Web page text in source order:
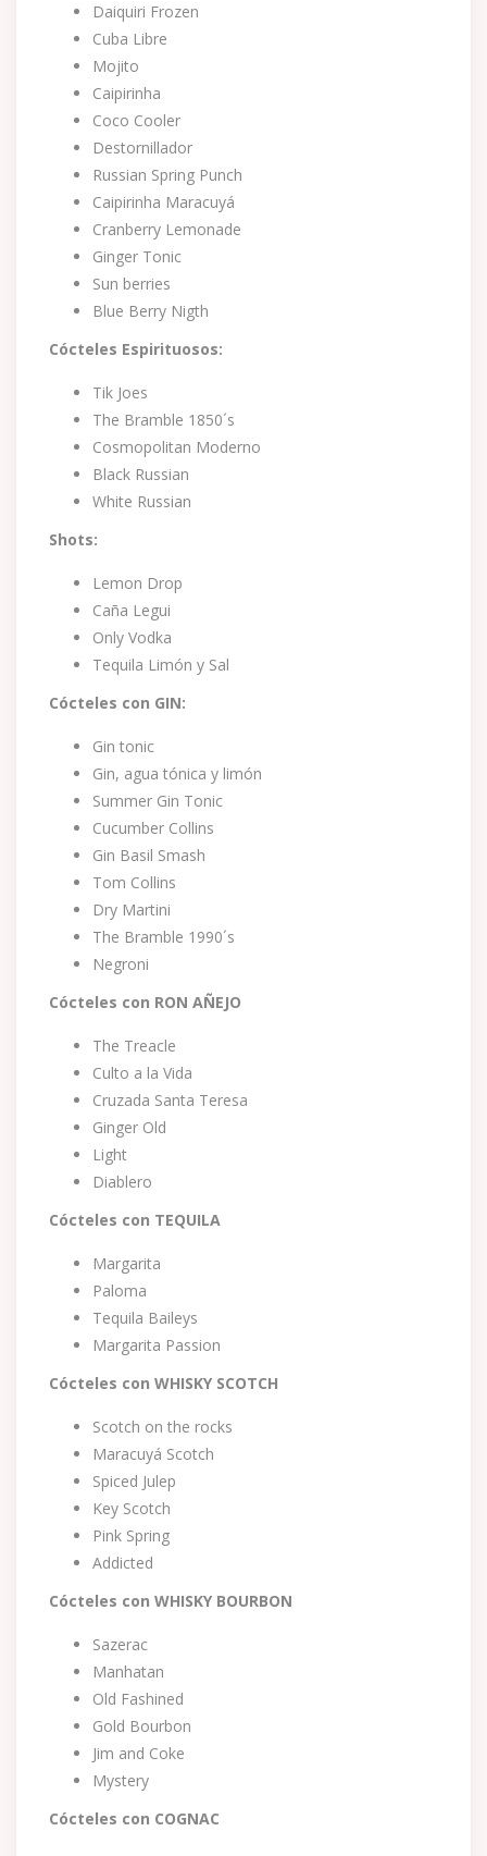
Daiquiri Frozen
Cuba Libre
Mojito
Caipirinha
Coco Cooler
Destornillador
Russian Spring Punch
Caipirinha Maracuyá
Cranberry Lemonade
Ginger Tonic
Sun berries
Blue Berry Nigth
Cócteles Espirituosos:
Tik Joes
The Bramble 1850´s
Cosmopolitan Moderno
Black Russian
White Russian
Shots:
Lemon Drop
Caña Legui
Only Vodka
Tequila Limón y Sal
Cócteles con GIN:
Gin tonic
Gin, agua tónica y limón
Summer Gin Tonic
Cucumber Collins
Gin Basil Smash
Tom Collins
Dry Martini
The Bramble 1990´s
Negroni
Cócteles con RON AÑEJO
The Treacle
Culto a la Vida
Cruzada Santa Teresa
Ginger Old
Light
Diablero
Cócteles con TEQUILA
Margarita
Paloma
Tequila Baileys
Margarita Passion
Cócteles con WHISKY SCOTCH
Scotch on the rocks
Maracuyá Scotch
Spiced Julep
Key Scotch
Pink Spring
Addicted
Cócteles con WHISKY BOURBON
Sazerac
Manhatan
Old Fashined
Gold Bourbon
Jim and Coke
Mystery
Cócteles con COGNAC